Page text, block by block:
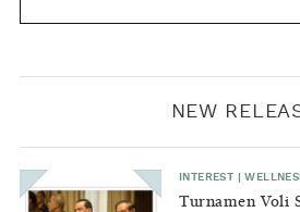
NEW
INTEREST |
Turnamen Voli